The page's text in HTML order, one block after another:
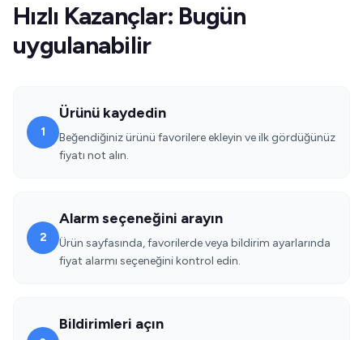
Hızlı Kazançlar: Bugün
uygulanabilir
1
Ürünü kaydedin
Beğendiğiniz ürünü favorilere ekleyin ve ilk gördüğünüz
fiyatı not alın.
2
Alarm seçeneğini arayın
Ürün sayfasında, favorilerde veya bildirim ayarlarında
fiyat alarmı seçeneğini kontrol edin.
Bildirimleri açın